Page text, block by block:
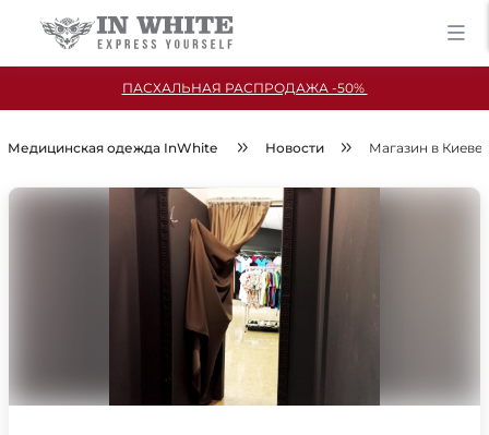
ПАСХАЛЬНАЯ РАСПРОДАЖА -50%
Медицинская одежда InWhite Новости Магазин в Киеве